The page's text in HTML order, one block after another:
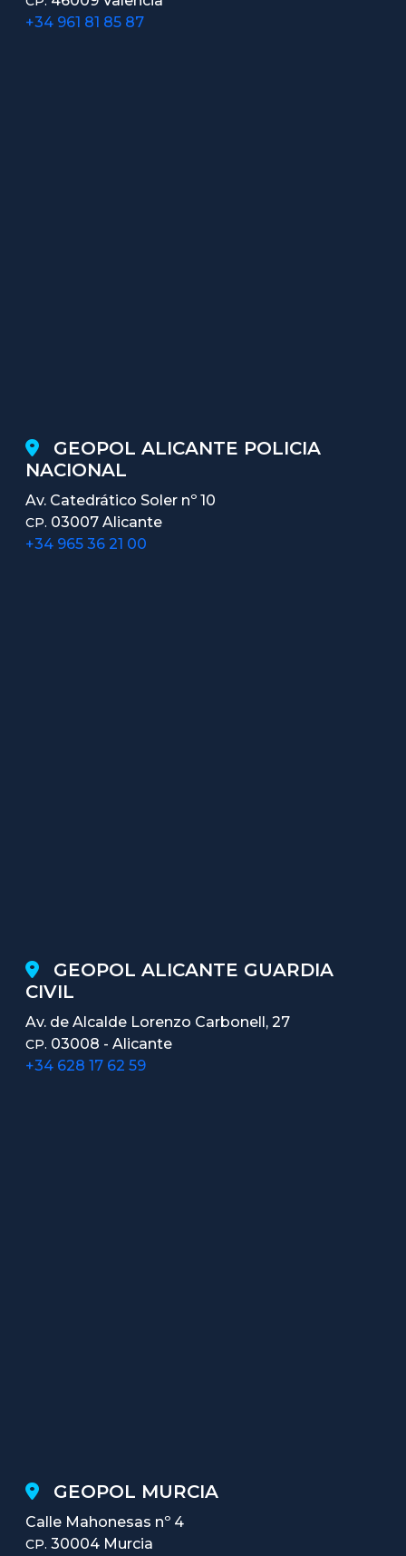
+34 961 81 85 87
GEOPOL ALICANTE POLICIA
NACIONAL
Av. Catedrático Soler nº 10
CP. 03007 Alicante
+34 965 36 21 00
GEOPOL ALICANTE GUARDIA
CIVIL
Av. de Alcalde Lorenzo Carbonell, 27
CP. 03008 - Alicante
+34 628 17 62 59
GEOPOL MURCIA
Calle Mahonesas nº 4
CP. 30004 Murcia